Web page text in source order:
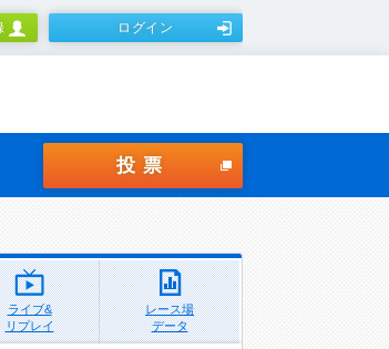
ログイン
投票
ライブ&
リプレイ
レース場
データ